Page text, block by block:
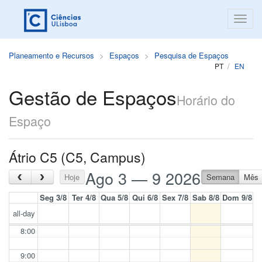
Planeamento e Recursos Espaços Pesquisa de Espaços
PT EN
Gestão de EspaçosHorário do
Espaço
Átrio C5 (C5, Campus)
‹ › Hoje Ago 3 — 9 2026 Semana
Mês
Seg 3/8 Ter 4/8 Qua 5/8 Qui 6/8 Sex 7/8 Sab 8/8 Dom 9/8
all-day
8:00
9:00